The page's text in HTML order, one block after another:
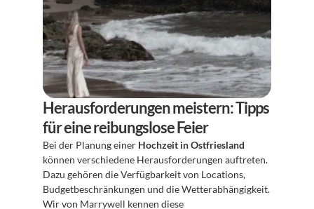
Herausforderungen meistern: Tipps
für eine reibungslose Feier
Bei der Planung einer Hochzeit in Ostfriesland
können verschiedene Herausforderungen auftreten.
Dazu gehören die Verfügbarkeit von Locations,
Budgetbeschränkungen und die Wetterabhängigkeit.
Wir von Marrywell kennen diese